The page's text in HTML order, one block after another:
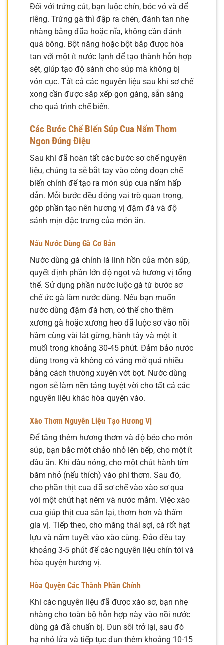
Đối với trứng cút, bạn luộc chín, bóc vỏ và để
riêng. Trứng gà thì đập ra chén, đánh tan nhẹ
nhàng bằng đũa hoặc nĩa, không cần đánh
quá bông. Bột năng hoặc bột bắp được hòa
tan với một ít nước lạnh để tạo thành hỗn hợp
sệt, giúp tạo độ sánh cho súp mà không bị
vón cục. Tất cả các nguyên liệu sau khi sơ chế
xong cần được sắp xếp gọn gàng, sẵn sàng
cho quá trình chế biến.
Các Bước Chế Biến Súp Cua Nấm Thơm
Ngon Đúng Điệu
Sau khi đã hoàn tất các bước sơ chế nguyên
liệu, chúng ta sẽ bắt tay vào công đoạn chế
biến chính để tạo ra món súp cua nấm hấp
dẫn. Mỗi bước đều đóng vai trò quan trọng,
góp phần tạo nên hương vị đậm đà và độ
sánh mịn đặc trưng của món ăn.
Nấu Nước Dùng Gà Cơ Bản
Nước dùng gà chính là linh hồn của món súp,
quyết định phần lớn độ ngọt và hương vị tổng
thể. Sử dụng phần nước luộc gà từ bước sơ
chế ức gà làm nước dùng. Nếu bạn muốn
nước dùng đậm đà hơn, có thể cho thêm
xương gà hoặc xương heo đã luộc sơ vào nồi
hầm cùng vài lát gừng, hành tây và một ít
muối trong khoảng 30-45 phút. Đảm bảo nước
dùng trong và không có váng mỡ quá nhiều
bằng cách thường xuyên vớt bọt. Nước dùng
ngon sẽ làm nền tảng tuyệt vời cho tất cả các
nguyên liệu khác hòa quyện vào.
Xào Thơm Nguyên Liệu Tạo Hương Vị
Để tăng thêm hương thơm và độ béo cho món
súp, bạn bắc một chảo nhỏ lên bếp, cho một ít
dầu ăn. Khi dầu nóng, cho một chút hành tím
băm nhỏ (nếu thích) vào phi thơm. Sau đó,
cho phần thịt cua đã sơ chế vào xào sơ qua
với một chút hạt nêm và nước mắm. Việc xào
cua giúp thịt cua săn lại, thơm hơn và thấm
gia vị. Tiếp theo, cho măng thái sợi, cà rốt hạt
lựu và nấm tuyết vào xào cùng. Đảo đều tay
khoảng 3-5 phút để các nguyên liệu chín tới và
hòa quyện hương vị.
Hòa Quyện Các Thành Phần Chính
Khi các nguyên liệu đã được xào sơ, bạn nhẹ
nhàng cho toàn bộ hỗn hợp này vào nồi nước
dùng gà đã chuẩn bị. Đun sôi trở lại, sau đó
hạ nhỏ lửa và tiếp tục đun thêm khoảng 10-15